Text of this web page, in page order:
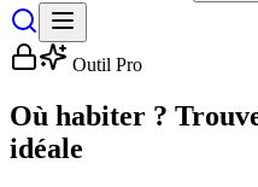
Outil Pro
Où habiter ?
idéale